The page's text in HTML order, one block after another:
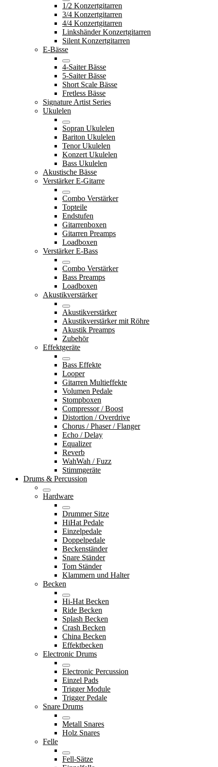
1/2 Konzertgitarren
3/4 Konzertgitarren
4/4 Konzertgitarren
Linkshänder Konzertgitarren
Silent Konzertgitarren
E-Bässe
4-Saiter Bässe
5-Saiter Bässe
Short Scale Bässe
Fretless Bässe
Signature Artist Series
Ukulelen
Sopran Ukulelen
Bariton Ukulelen
Tenor Ukulelen
Konzert Ukulelen
Bass Ukulelen
Akustische Bässe
Verstärker E-Gitarre
Combo Verstärker
Topteile
Endstufen
Gitarrenboxen
Gitarren Preamps
Loadboxen
Verstärker E-Bass
Combo Verstärker
Bass Preamps
Loadboxen
Akustikverstärker
Akustikverstärker
Akustikverstärker mit Röhre
Akustik Preamps
Zubehör
Effektgeräte
Bass Effekte
Looper
Gitarren Multieffekte
Volumen Pedale
Stompboxen
Compressor / Boost
Distortion / Overdrive
Chorus / Phaser / Flanger
Echo / Delay
Equalizer
Reverb
WahWah / Fuzz
Stimmgeräte
Drums & Percussion
Hardware
Drummer Sitze
HiHat Pedale
Einzelpedale
Doppelpedale
Beckenständer
Snare Ständer
Tom Ständer
Klammern und Halter
Becken
Hi-Hat Becken
Ride Becken
Splash Becken
Crash Becken
China Becken
Effektbecken
Electronic Drums
Electronic Percussion
Einzel Pads
Trigger Module
Trigger Pedale
Snare Drums
Metall Snares
Holz Snares
Felle
Fell-Sätze